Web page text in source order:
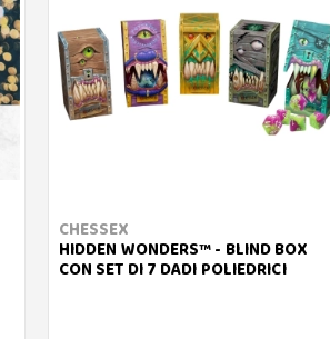
CHESSEX
HIDDEN WONDERS™ - BLIND BOX
CON SET DI 7 DADI POLIEDRICI